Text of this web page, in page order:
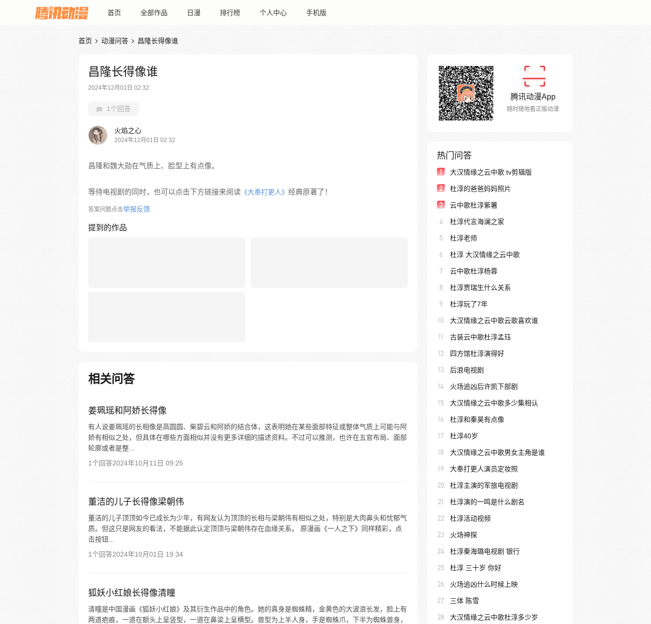
首页 全部作品 日漫 排行榜 个人中心 手机版
首页  动漫问答  昌隆长得像谁
昌隆长得像谁
2024年12月01日 02:32
1个回答
火焰之心
2024年12月01日 02:32
昌隆和魏大勋在气质上、脸型上有点像。
等待电视剧的同时，也可以点击下方链接来阅读 《大奉打更人》 经典原著了！
答案问题点击举报反馈
提到的作品
相关问答
姜珮瑶和阿娇长得像
有人说姜珮瑶的长相像是高圆圆、柴碧云和阿娇的结合体，这表明她在某些面部特征或整体气质上可能与阿
娇有相似之处，但具体在哪些方面相似并没有更多详细的描述资料。不过可以推测，也许在五官布局、面部
轮廓或者是整...
1个回答2024年10月11日 09:25
董洁的儿子长得像梁朝伟
董洁的儿子顶顶如今已成长为少年，有网友认为顶顶的长相与梁朝伟有相似之处，特别是大肉鼻头和忧郁气
质。但这只是网友的看法，不能据此认定顶顶与梁朝伟存在血缘关系。 原漫画《一人之下》同样精彩，点
击按钮...
1个回答2024年10月01日 19:34
狐妖小红娘长得像清瞳
清瞳是中国漫画《狐妖小红娘》及其衍生作品中的角色。她的真身是蜘蛛精，金黄色的大波浪长发，脸上有
两道疤痕，一道在额头上呈竖型，一道在鼻梁上呈横型。兽型为上半人身，手是蜘蛛爪，下半为蜘蛛兽身，
腾讯动漫App
随时随地看正版动漫
热门问答
1 大汉情缘之云中歌 tv剪辑版
2 杜淳的爸爸妈妈照片
3 云中歌杜淳紫薯
4 杜淳代言海澜之家
5 杜淳老师
6 杜淳 大汉情缘之云中歌
7 云中歌杜淳杨蓉
8 杜淳贾瑞生什么关系
9 杜淳玩了7年
10 大汉情缘之云中歌云歌喜欢谁
11 古装云中歌杜淳孟珏
12 四方馆杜淳演得好
13 后浪电视剧
14 火场追凶后许凯下部剧
15 大汉情缘之云中歌多少集相认
16 杜淳和秦昊有点像
17 杜淳40岁
18 大汉情缘之云中歌男女主角是谁
19 大奉打更人演员定妆照
20 杜淳主演的军旅电视剧
21 杜淳演的一鸣是什么剧名
22 杜淳活动视频
23 火场神探
24 杜淳秦海璐电视剧 银行
25 杜淳 三十岁 你好
26 火场追凶什么时候上映
27 三体 陈雪
28 大汉情缘之云中歌杜淳多少岁